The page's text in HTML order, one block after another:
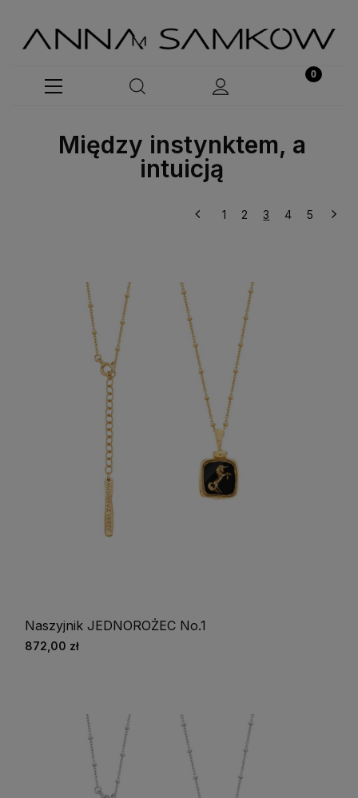
Między instynktem, a
intuicją
1 2 3 4 5
Naszyjnik JEDNOROŻEC No.1
872,00 zł